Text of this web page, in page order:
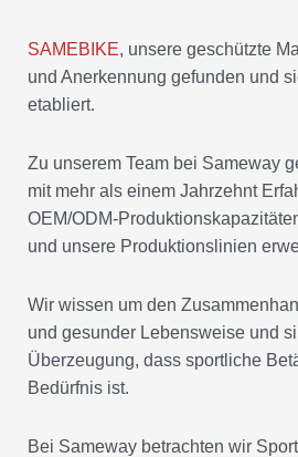
SAMEBIKE, unsere geschützte
und Anerkennung gefunden und
etabliert.
Zu unserem Team bei Sameway
mit mehr als einem Jahrzehnt
OEM/ODM-
und unsere Produktionslinien
Wir wissen um den
und gesunder Lebensweise und
Überzeugung, dass sportliche
Bedürfnis ist.
Bei Sameway betrachten wir